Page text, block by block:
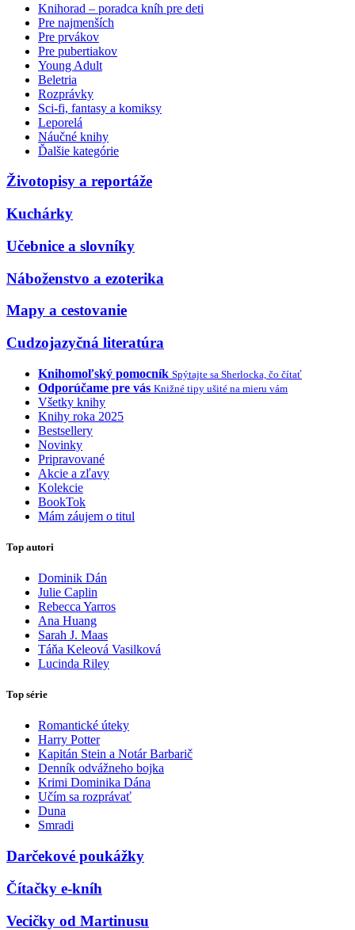
Knihorad – poradca kníh pre deti
Pre najmenších
Pre prvákov
Pre pubertiakov
Young Adult
Beletria
Rozprávky
Sci-fi, fantasy a komiksy
Leporelá
Náučné knihy
Ďalšie kategórie
Životopisy a reportáže
Kuchárky
Učebnice a slovníky
Náboženstvo a ezoterika
Mapy a cestovanie
Cudzojazyčná literatúra
Knihomoľský pomocník Spýtajte sa Sherlocka, čo čítať
Odporúčame pre vás Knižné tipy ušité na mieru vám
Všetky knihy
Knihy roka 2025
Bestsellery
Novinky
Pripravované
Akcie a zľavy
Kolekcie
BookTok
Mám záujem o titul
Top autori
Dominik Dán
Julie Caplin
Rebecca Yarros
Ana Huang
Sarah J. Maas
Táňa Keleová Vasilková
Lucinda Riley
Top série
Romantické úteky
Harry Potter
Kapitán Stein a Notár Barbarič
Denník odvážneho bojka
Krimi Dominika Dána
Učím sa rozprávať
Duna
Smradi
Darčekové poukážky
Čítačky e-kníh
Vecičky od Martinusu